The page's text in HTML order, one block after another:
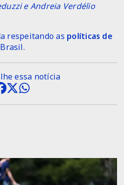
e Andreia Verdélio
respeitando as políticas de
essa notícia